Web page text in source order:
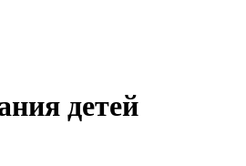
детей